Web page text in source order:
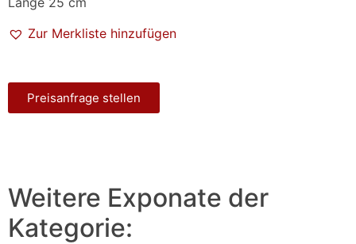
Zur Merkliste hinzufügen
Preisanfrage stellen
Weitere Exponate der
Kategorie: